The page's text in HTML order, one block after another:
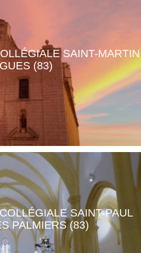
SAINT-MARTIN
(83)
SAINT-PAUL
PALMIERS (83)